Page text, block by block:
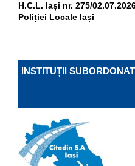
H.C.L. Iași nr. 275/
Poliției Locale Iași
INSTITUȚII